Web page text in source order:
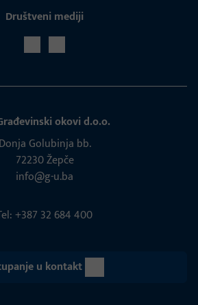
Društveni mediji
okovi d.o.o.
Donja Golubinja bb.
72230 Žepče
info@g-u.ba
+387 32 684 400
u kontakt